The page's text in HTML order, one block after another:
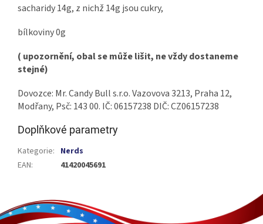
sacharidy 14g, z nichž 14g jsou cukry,
bílkoviny 0g
( upozornění, obal se může lišit, ne vždy dostaneme
stejné)
Dovozce: Mr. Candy Bull s.r.o. Vazovova 3213, Praha 12,
Modřany, Psč: 143 00. IČ: 06157238 DIČ: CZ06157238
Doplňkové parametry
Kategorie: Nerds
EAN: 41420045691
á